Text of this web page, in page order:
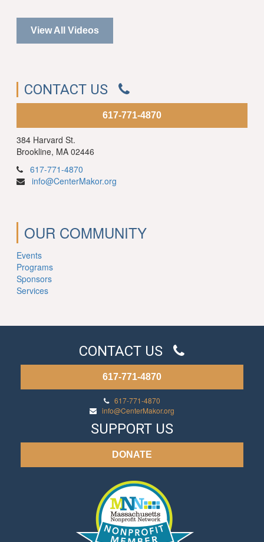
View All Videos
CONTACT US
617-771-4870
384 Harvard St.
Brookline, MA 02446
617-771-4870
info@CenterMakor.org
OUR COMMUNITY
Events
Programs
Sponsors
Services
CONTACT US
617-771-4870
617-771-4870
info@CenterMakor.org
SUPPORT US
DONATE